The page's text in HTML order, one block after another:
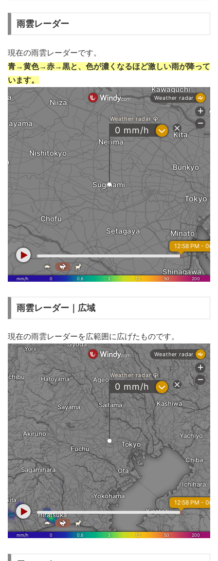
雨雲レーダー
現在の雨雲レーダーです。
青→黄色→赤→黒と、色が濃くなるほど激しい雨が降って
います。
雨雲レーダー｜広域
現在の雨雲レーダーを広範囲に広げたものです。